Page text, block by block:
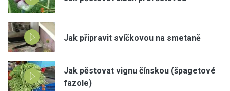
Jak připravit svíčkovou na smetaně
Jak pěstovat vignu čínskou (špagetové
fazole)